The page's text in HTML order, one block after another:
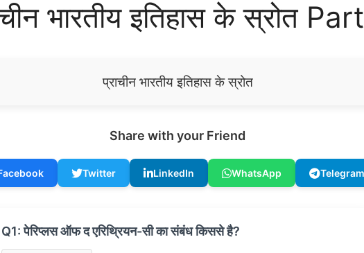
भारतीय इतिहास के स्रोत
प्राचीन भारतीय इतिहास के स्रोत
Share with your Friend
Twitter LinkedIn WhatsApp Telegram
Q1: पेरिप्लस ऑफ द एरिथ्रियन-सी का संबंध किससे है?